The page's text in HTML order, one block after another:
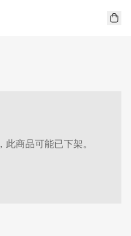
商品可能已下架。